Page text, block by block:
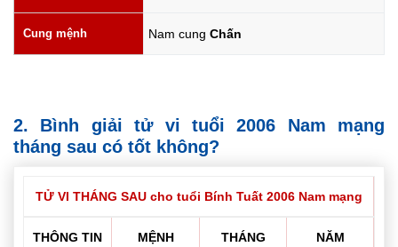
Cung mệnh Nam cung Chấn
2. Bình giải tử vi tuổi 2006 Nam mạng
tháng sau có tốt không?
TỬ VI THÁNG SAU cho tuổi Bính Tuất 2006 Nam mạng
THÔNG TIN MỆNH THÁNG NĂM